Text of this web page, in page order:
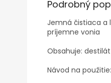
Podrobný
Jemná čistiaca a
príjemne vonia
Obsahuje:
Návod na